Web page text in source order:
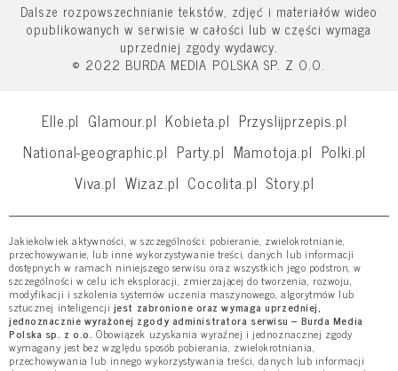
Dalsze rozpowszechnianie tekstów, zdjęć i materiałów wideo
opublikowanych w serwisie w całości lub w części wymaga
uprzedniej zgody wydawcy.
© 2022 BURDA MEDIA POLSKA SP. Z O.O.
Elle.pl Glamour.pl Kobieta.pl Przyslijprzepis.pl
National-geographic.pl Party.pl Mamotoja.pl Polki.pl
Viva.pl Wizaz.pl Cocolita.pl Story.pl
Jakiekolwiek aktywności, w szczególności: pobieranie, zwielokrotnianie,
przechowywanie, lub inne wykorzystywanie treści, danych lub informacji
dostępnych w ramach niniejszego serwisu oraz wszystkich jego podstron, w
szczególności w celu ich eksploracji, zmierzającej do tworzenia, rozwoju,
modyfikacji i szkolenia systemów uczenia maszynowego, algorytmów lub
sztucznej inteligencji jest zabronione oraz wymaga uprzedniej,
jednoznacznie wyrażonej zgody administratora serwisu – Burda Media
Polska sp. z o.o. Obowiązek uzyskania wyraźnej i jednoznacznej zgody
wymagany jest bez względu sposób pobierania, zwielokrotniania,
przechowywania lub innego wykorzystywania treści, danych lub informacji